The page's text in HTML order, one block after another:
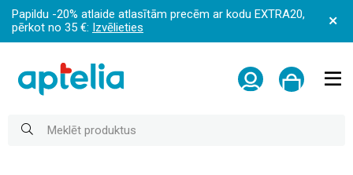
Papildu -20% atlaide atlasītām precēm ar kodu EXTRA20,
pērkot no 35 €: Izvēlieties